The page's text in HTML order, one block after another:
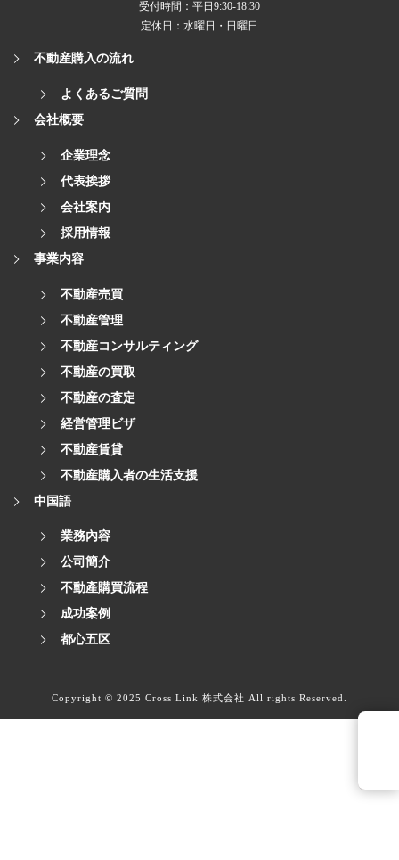
受付時間：平日9:30-18:30
定休日：水曜日・日曜日
不動産購入の流れ
よくあるご質問
会社概要
企業理念
代表挨拶
会社案内
採用情報
事業内容
不動産売買
不動産管理
不動産コンサルティング
不動産の買取
不動産の査定
経営管理ビザ
不動産賃貸
不動産購入者の生活支援
中国語
業務內容
公司簡介
不動產購買流程
成功案例
都心五区
Copyright © 2025 Cross Link 株式会社 All rights Reserved.